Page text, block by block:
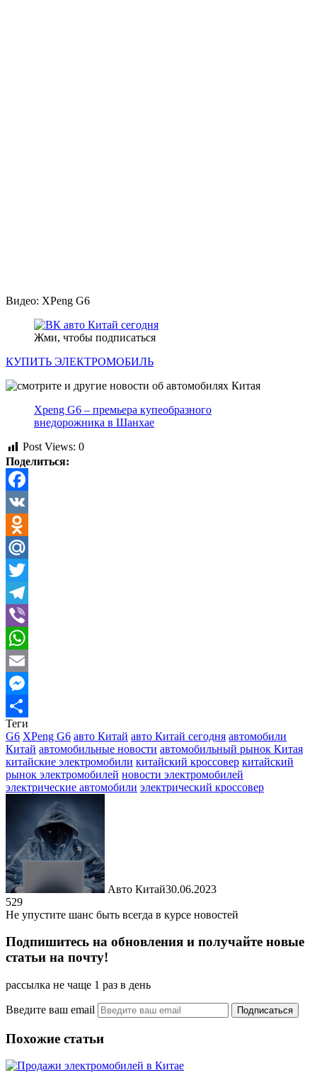
Видео: XPeng G6
Жми, чтобы подписаться
КУПИТЬ ЭЛЕКТРОМОБИЛЬ
Xpeng G6 – премьера купеобразного
внедорожника в Шанхае
Post Views: 0
Поделиться:
Facebook
VK
Odnoklassniki
Mail.Ru
Twitter
Telegram
Viber
WhatsApp
Email
Messenger
Отправить
Теги
G6 XPeng G6 авто Китай авто Китай сегодня автомобили
Китай автомобильные новости автомобильный рынок Китая
китайские электромобили китайский кроссовер китайский
рынок электромобилей новости электромобилей
электрические автомобили электрический кроссовер
Авто Китай30.06.2023
529
Не упустите шанс быть всегда в курсе новостей
Подпишитесь на обновления и получайте новые
статьи на почту!
рассылка не чаще 1 раз в день
Введите ваш email
Похожие статьи